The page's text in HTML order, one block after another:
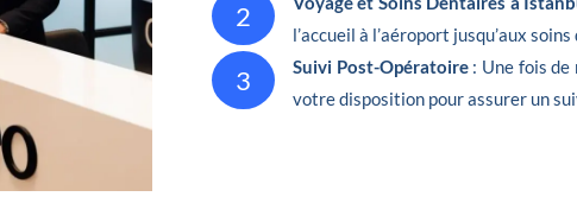
2
l’accueil à l’aéroport jusqu’aux
3 Suivi Post-Opératoire : Une fois
votre disposition pour assurer un